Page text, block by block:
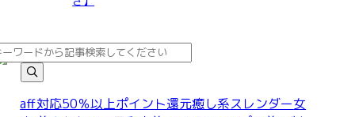
aff対応50％以上ポイント還元癒し系スレンダー女